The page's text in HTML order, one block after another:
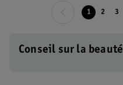
1 2 3
Conseil sur la beauté